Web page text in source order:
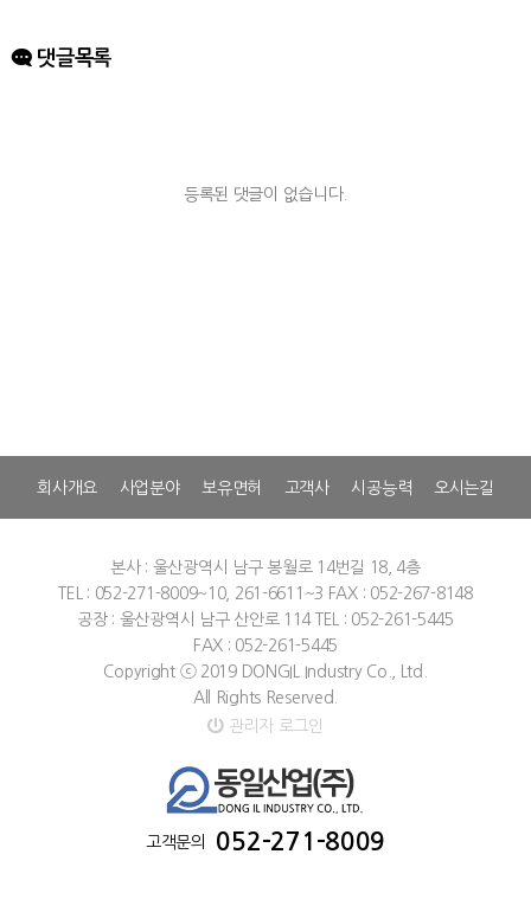
댓글목록
등록된 댓글이 없습니다.
회사개요 사업분야 보유면허 고객사 시공능력 오시는길
본사 : 울산광역시 남구 봉월로 14번길 18, 4층
TEL : 052-271-8009~10, 261-6611~3 FAX : 052-267-8148
공장 : 울산광역시 남구 산안로 114
TEL : 052-261-5445
FAX : 052-261-5445
Copyright ⓒ 2019 DONGIL Industry Co., Ltd.
All Rights Reserved.
관리자 로그인
고객문의 052-271-8009